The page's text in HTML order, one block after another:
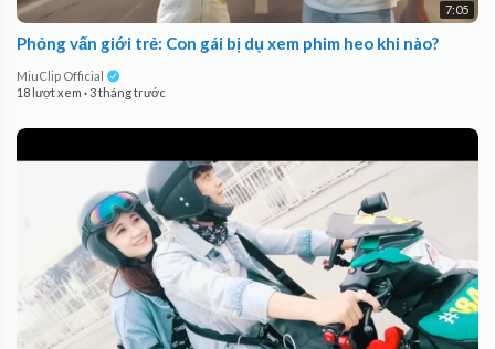
7:05
Phỏng vấn giới trẻ: Con gái bị dụ xem phim heo khi nào?
MiuClip Official
18 lượt xem · 3 tháng trước